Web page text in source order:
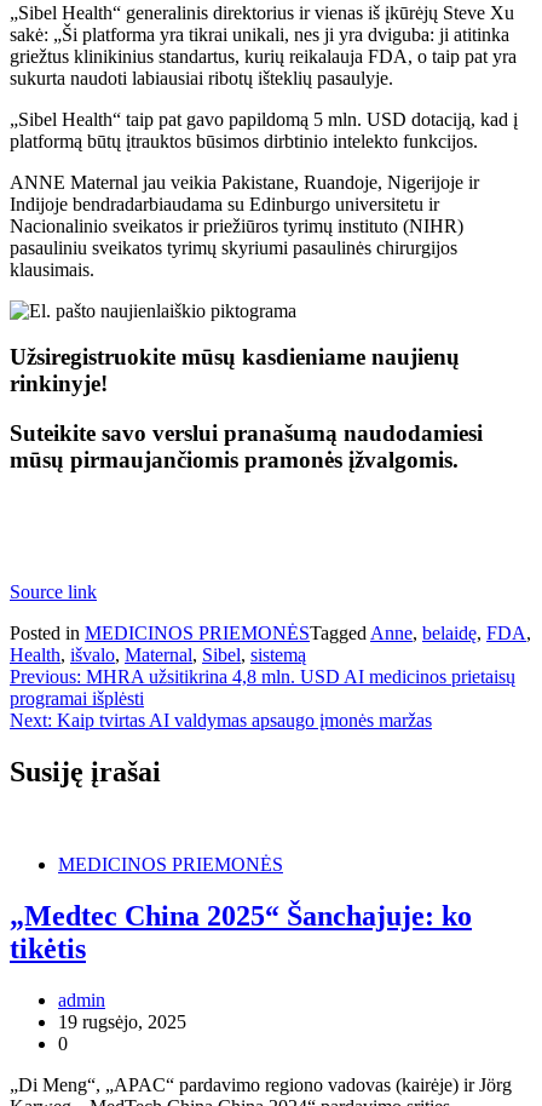
„Sibel Health“ generalinis direktorius ir vienas iš įkūrėjų Steve Xu
sakė: „Ši platforma yra tikrai unikali, nes ji yra dviguba: ji atitinka
griežtus klinikinius standartus, kurių reikalauja FDA, o taip pat yra
sukurta naudoti labiausiai ribotų išteklių pasaulyje.
„Sibel Health“ taip pat gavo papildomą 5 mln. USD dotaciją, kad į
platformą būtų įtrauktos būsimos dirbtinio intelekto funkcijos.
ANNE Maternal jau veikia Pakistane, Ruandoje, Nigerijoje ir
Indijoje bendradarbiaudama su Edinburgo universitetu ir
Nacionalinio sveikatos ir priežiūros tyrimų instituto (NIHR)
pasauliniu sveikatos tyrimų skyriumi pasaulinės chirurgijos
klausimais.
Užsiregistruokite mūsų kasdieniame naujienų
rinkinyje!
Suteikite savo verslui pranašumą naudodamiesi
mūsų pirmaujančiomis pramonės įžvalgomis.
Source link
Posted in MEDICINOS PRIEMONĖSTagged Anne, belaidę, FDA,
Health, išvalo, Maternal, Sibel, sistemą
Navigacija
tarp
Previous: MHRA užsitikrina 4,8 mln. USD AI medicinos prietaisų
programai išplėsti
Next: Kaip tvirtas AI valdymas apsaugo įmonės maržas
Susiję įrašai
MEDICINOS PRIEMONĖS
„Medtec China 2025“ Šanchajuje: ko
tikėtis
admin
19 rugsėjo, 2025
0
„Di Meng“, „APAC“ pardavimo regiono vadovas (kairėje) ir Jörg